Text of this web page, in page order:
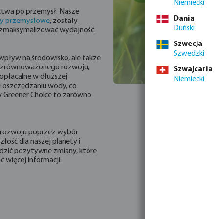
po przemysł. Nasze
przemysłowe, zostały
wydajność.
na środowisko, ale także
zrównoważonego rozwoju,
w dłuższej
wody, co
Choice to zarówno
rozwoju poprzez wybór
dla naszej planety i
pozytywne zmiany, które
więcej informacji.
Niemiecki
Dania
Duński
Szwecja
Szwedzki
Szwajcaria
Niemiecki